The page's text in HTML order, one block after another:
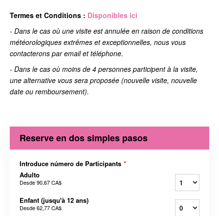
Termes et Conditions : Disponibles ici
- Dans le cas où une visite est annulée en raison de conditions
météorologiques extrêmes et exceptionnelles, nous vous
contacterons par email et téléphone.
- Dans le cas où moins de 4 personnes participent à la visite,
une alternative vous sera proposée (nouvelle visite, nouvelle
date ou remboursement).
Reserve en dos simples pasos
Introduce número de Participants *
Adulto
Desde90,67 CA$
Enfant (jusqu'à 12 ans)
Desde62,77 CA$